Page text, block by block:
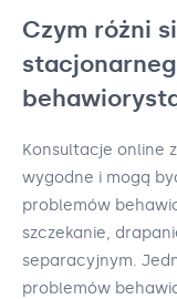
Czym różni
Konsultacje online
wygodne i mogą
problemów
szczekanie,
separacyjnym.
problemów